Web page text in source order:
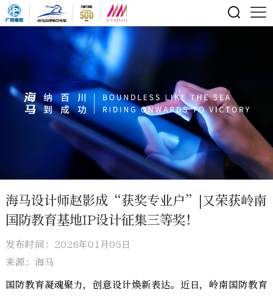
海马设计师赵影成“获奖专业户”|又荣获岭南
国防教育基地IP设计征集三等奖！
发布时间：2026年01月05日
来源：海马
国防教育凝魂聚力，创意设计焕新表达。近日，岭南国防教育